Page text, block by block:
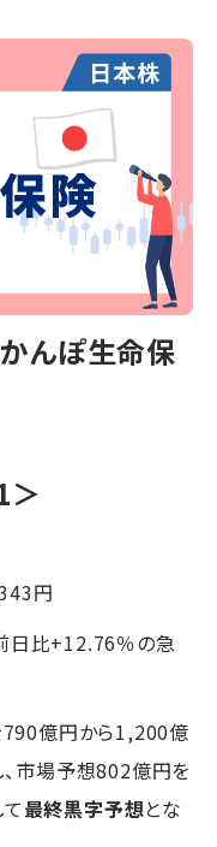
んぽ生命保
＞
円
日比+12.76％の急
億円から1,200億
、市場予想802億円を
最終黒字予想とな